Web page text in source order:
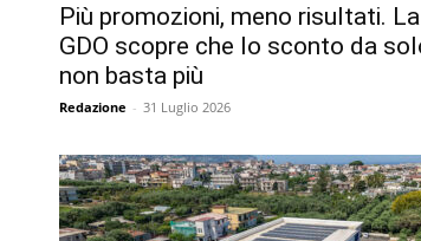
Più promozioni, meno risultati. La
GDO scopre che lo sconto da
non basta più
Redazione - 31 Luglio 2026